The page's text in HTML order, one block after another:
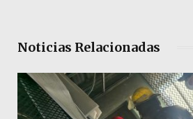
Noticias Relacionadas